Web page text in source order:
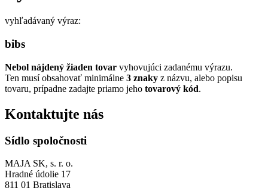
vyhľadávaný výraz:
bibs
Nebol nájdený žiaden tovar vyhovujúci zadanému výrazu.
Ten musí obsahovať minimálne 3 znaky z názvu, alebo popisu
tovaru, prípadne zadajte priamo jeho tovarový kód.
Kontaktujte nás
Sídlo spoločnosti
MAJA SK, s. r. o.
Hradné údolie 17
811 01 Bratislava